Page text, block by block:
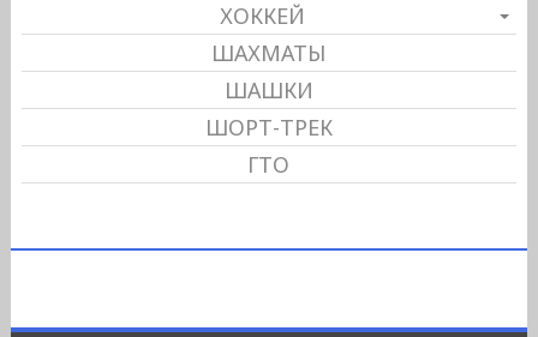
ХОККЕЙ
ШАХМАТЫ
ШАШКИ
ШОРТ-ТРЕК
ГТО